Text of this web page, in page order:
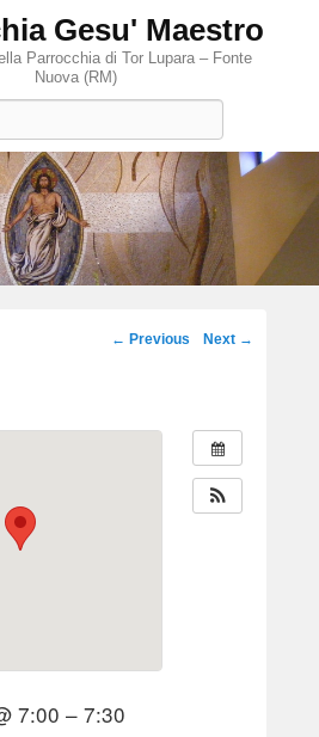
Gesu' Maestro
Parrocchia di Tor Lupara – Fonte
Nuova (RM)
Post
← Previous Next →
7:00 – 7:30